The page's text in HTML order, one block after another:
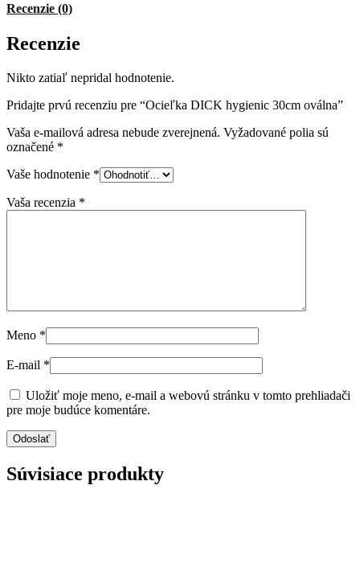
Recenzie (0)
Recenzie
Nikto zatiaľ nepridal hodnotenie.
Pridajte prvú recenziu pre “Ocieľka DICK hygienic 30cm oválna”
Vaša e-mailová adresa nebude zverejnená. Vyžadované polia sú
označené *
Vaše hodnotenie *
Vaša recenzia *
Meno *
E-mail *
Uložiť moje meno, e-mail a webovú stránku v tomto prehliadači
pre moje budúce komentáre.
Súvisiace produkty